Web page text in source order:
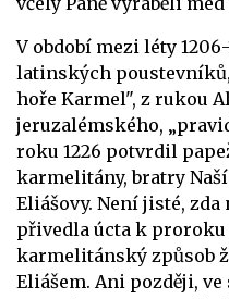
V období mezi léty
latinských
hoře Karmel", z rukou
jeruzalémského,
roku 1226 potvrdil
karmelitány, bratry
Eliášovy. Není jisté,
přivedla úcta k proroku
karmelitánský způsob
Eliášem. Ani později,